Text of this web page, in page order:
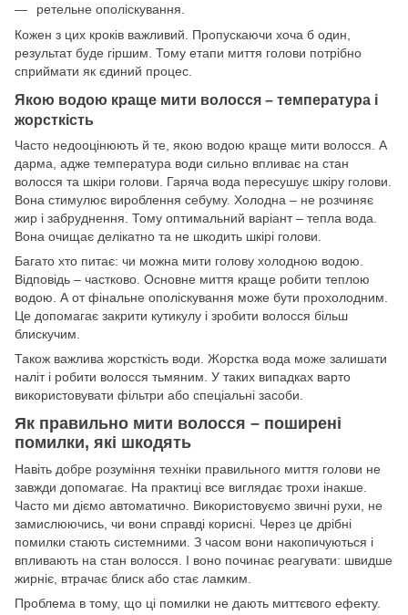
ретельне ополіскування.
Кожен з цих кроків важливий. Пропускаючи хоча б один,
результат буде гіршим. Тому етапи миття голови потрібно
сприймати як єдиний процес.
Якою водою краще мити волосся – температура і
жорсткість
Часто недооцінюють й те, якою водою краще мити волосся. А
дарма, адже температура води сильно впливає на стан
волосся та шкіри голови. Гаряча вода пересушує шкіру голови.
Вона стимулює вироблення себуму. Холодна – не розчиняє
жир і забруднення. Тому оптимальний варіант – тепла вода.
Вона очищає делікатно та не шкодить шкірі голови.
Багато хто питає: чи можна мити голову холодною водою.
Відповідь – частково. Основне миття краще робити теплою
водою. А от фінальне ополіскування може бути прохолодним.
Це допомагає закрити кутикулу і зробити волосся більш
блискучим.
Також важлива жорсткість води. Жорстка вода може залишати
наліт і робити волосся тьмяним. У таких випадках варто
використовувати фільтри або спеціальні засоби.
Як правильно мити волосся – поширені
помилки, які шкодять
Навіть добре розуміння техніки правильного миття голови не
завжди допомагає. На практиці все виглядає трохи інакше.
Часто ми діємо автоматично. Використовуємо звичні рухи, не
замислюючись, чи вони справді корисні. Через це дрібні
помилки стають системними. З часом вони накопичуються і
впливають на стан волосся. І воно починає реагувати: швидше
жирніє, втрачає блиск або стає ламким.
Проблема в тому, що ці помилки не дають миттєвого ефекту.